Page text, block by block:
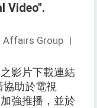
Video".
Affairs Group |
影片下載連結
協助於電視
強推播，並於